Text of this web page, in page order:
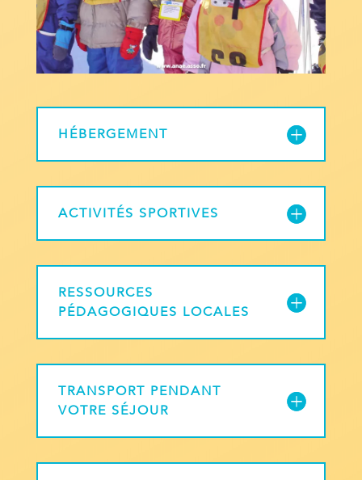
HÉBERGEMENT
ACTIVITÉS SPORTIVES
RESSOURCES
PÉDAGOGIQUES LOCALES
TRANSPORT PENDANT
VOTRE SÉJOUR